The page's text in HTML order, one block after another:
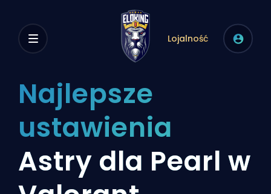
Lojalność
Najlepsze
ustawienia
Astry dla Pearl w